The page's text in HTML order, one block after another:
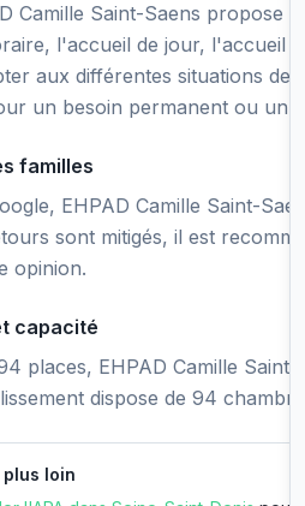
Camille Saint-Saens propose
l'accueil de jour, l'accueil
aux différentes situations
un besoin permanent ou un
familles
EHPAD Camille Saint-
sont mitigés, il est
opinion.
capacité
places, EHPAD Camille Saint-
dispose de 94
loin